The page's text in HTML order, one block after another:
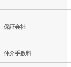
保証会社
仲介手数料